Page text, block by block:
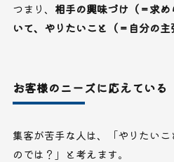
つまり、 相手の興味づけ（＝求
いて、やりたいこと（＝自分の
お客様のニーズに応えている
集客が苦手な人は、「やりたい
のでは？」と考えます。